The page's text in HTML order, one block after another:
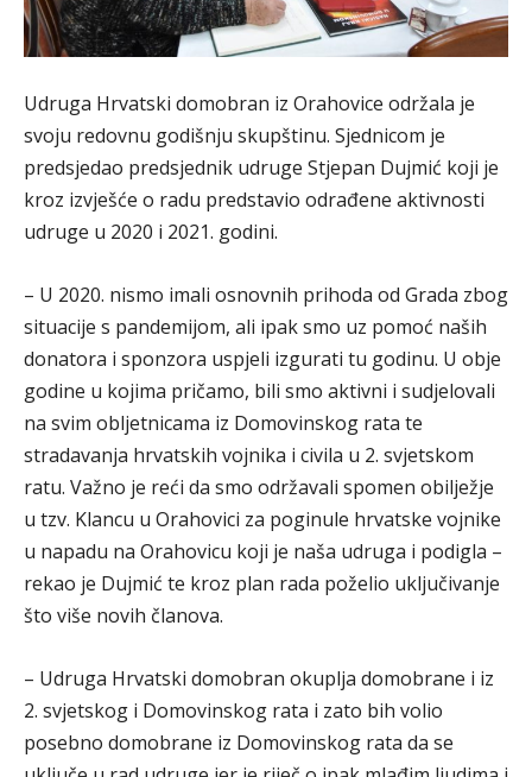
Udruga Hrvatski domobran iz Orahovice održala je
svoju redovnu godišnju skupštinu. Sjednicom je
predsjedao predsjednik udruge Stjepan Dujmić koji je
kroz izvješće o radu predstavio odrađene aktivnosti
udruge u 2020 i 2021. godini.
– U 2020. nismo imali osnovnih prihoda od Grada zbog
situacije s pandemijom, ali ipak smo uz pomoć naših
donatora i sponzora uspjeli izgurati tu godinu. U obje
godine u kojima pričamo, bili smo aktivni i sudjelovali
na svim obljetnicama iz Domovinskog rata te
stradavanja hrvatskih vojnika i civila u 2. svjetskom
ratu. Važno je reći da smo održavali spomen obilježje
u tzv. Klancu u Orahovici za poginule hrvatske vojnike
u napadu na Orahovicu koji je naša udruga i podigla –
rekao je Dujmić te kroz plan rada poželio uključivanje
što više novih članova.
– Udruga Hrvatski domobran okuplja domobrane i iz
2. svjetskog i Domovinskog rata i zato bih volio
posebno domobrane iz Domovinskog rata da se